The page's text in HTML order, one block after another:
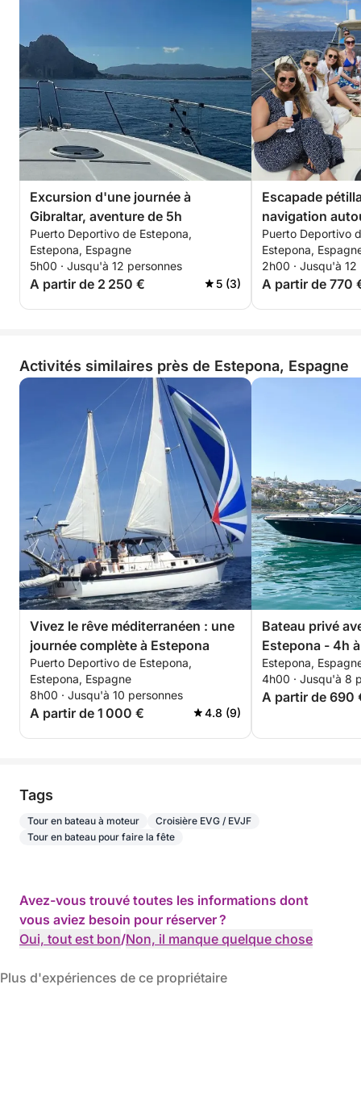
Excursion d'une journée à
Gibraltar, aventure de 5h
Puerto Deportivo de Estepona,
Estepona, Espagne
5h00 · Jusqu'à 12 personnes
A partir de 2 250 € 5 (3)
Escapade
navigation
Puerto Deportivo
Estepona,
2h00 · Jusqu'à 12
A partir de 770
Activités similaires près de Estepona, Espagne
Vivez le rêve méditerranéen : une
journée complète à Estepona
Puerto Deportivo de Estepona,
Estepona, Espagne
8h00 · Jusqu'à 10 personnes
A partir de 1 000 € 4.8 (9)
Bateau privé
Estepona - 4h
Estepona,
4h00 · Jusqu'à 8
A partir de 690
Tags
Tour en bateau à moteur
Croisière EVG / EVJF
Tour en bateau pour faire la fête
Avez-vous trouvé toutes les informations dont
vous aviez besoin pour réserver ?
Oui, tout est bon/Non, il manque quelque chose
Plus d'expériences de ce propriétaire